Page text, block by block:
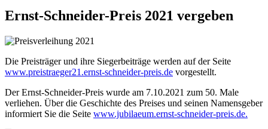
Ernst-Schneider-Preis 2021 vergeben
Die Preisträger und ihre Siegerbeiträge werden auf der Seite
www.preistraeger21.ernst-schneider-preis.de vorgestellt.
Der Ernst-Schneider-Preis wurde am 7.10.2021 zum 50. Male
verliehen. Über die Geschichte des Preises und seinen Namensgeber
informiert Sie die Seite www.jubilaeum.ernst-schneider-preis.de.